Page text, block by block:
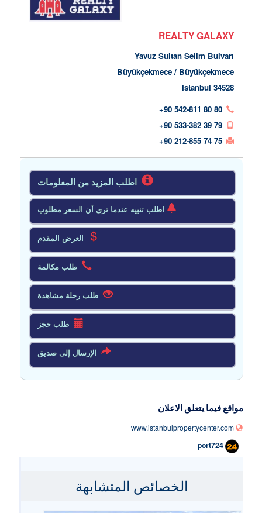
REALTY GALAXY
Yavuz Sultan Selim Bulvarı
Büyükçekmece / Büyükçekmece
34528 Istanbul
+90 542-811 80 80
+90 533-382 39 79
+90 212-855 74 75
اطلب المزيد من المعلومات
اطلب تنبيه عندما ترى أن السعر مطلوب
العرض المقدم
طلب مكالمة
طلب رحلة مشاهدة
طلب حجز
الإرسال إلى صديق
مواقع فيما يتعلق الاعلان
port724
الخصائص المتشابهة